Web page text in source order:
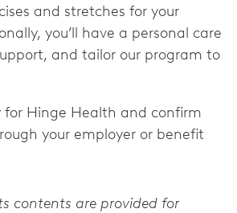
and stretches for your
you’ll have a personal care
and tailor our program to
for Hinge Health and confirm
your employer or benefit
contents are provided for